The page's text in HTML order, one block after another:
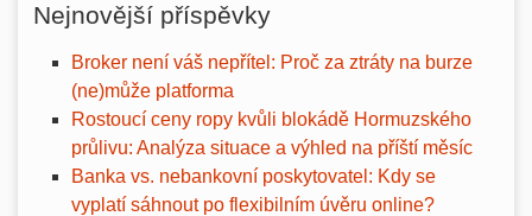
Nejnovější příspěvky
Broker není váš nepřítel: Proč za ztráty na burze
(ne)může platforma
Rostoucí ceny ropy kvůli blokádě Hormuzského
průlivu: Analýza situace a výhled na příští měsíc
Banka vs. nebankovní poskytovatel: Kdy se
vyplatí sáhnout po flexibilním úvěru online?